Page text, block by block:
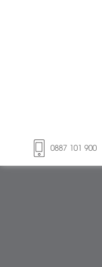
0887 101 900